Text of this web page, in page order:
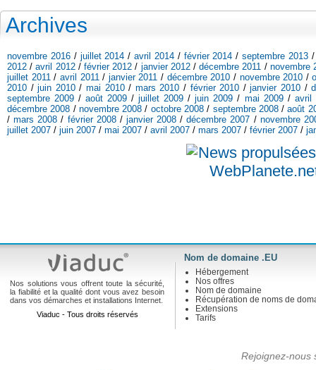
Archives
novembre 2016/ juillet 2014 /avril 2014/ février 2014 /septembre 2013
2012 /avril 2012/février 2012 / janvier 2012/décembre 2011 / novembre
juillet 2011/ avril 2011/ janvier 2011 / décembre 2010 / novembre 2010 /
2010 /juin 2010/mai 2010/ mars 2010 / février 2010 /janvier 2010 /
septembre 2009 /août 2009 /juillet 2009 /juin 2009 / mai 2009/ avril
décembre 2008 / novembre 2008 / octobre 2008/ septembre 2008/août
/mars 2008 / février 2008/ janvier 2008 /décembre 2007 / novembre
juillet 2007 / juin 2007 / mai 2007 / avril 2007 / mars 2007 / février 2007 /
Nos solutions vous offrent toute la sécurité,
la fiabilité et la qualité dont vous avez besoin
dans vos démarches et installations Internet.
Viaduc - Tous droits réservés
Nom de domaine .EU
Hébergement
Nos offres
Nom de domaine
Récupération de noms de
Extensions
Tarifs
Rejoignez-nous